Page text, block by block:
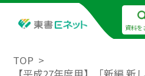
資料を
TOP